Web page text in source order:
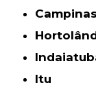
Campinas
Itu